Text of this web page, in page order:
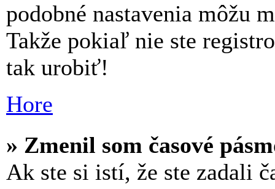
podobné nastavenia môžu
Takže pokiaľ nie ste
tak urobiť!
Hore
» Zmenil som časové
Ak ste si istí, že ste zadali